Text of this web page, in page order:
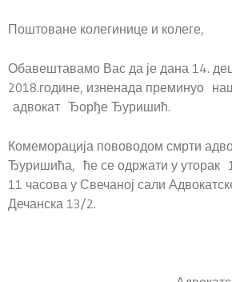
Поштоване колегинице и колеге,
Обавештавамо Вас да је дана 14.
2018.године, изненада преминуо
адвокат Ђорђе Ђуришић.
Комеморација пововодом смрти
Ђуришића, ће се одржати у уторак
11 часова у Свечаној сали
Дечанска 13/2.